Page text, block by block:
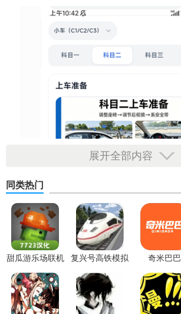
展开全部内容
同类热门
甜瓜游乐场联机
版
复兴号高铁模拟
驾驶游戏
奇米巴巴